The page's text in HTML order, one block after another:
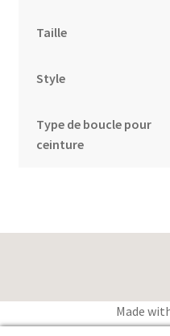
Taille
Style
Type de boucle pour
ceinture
Made